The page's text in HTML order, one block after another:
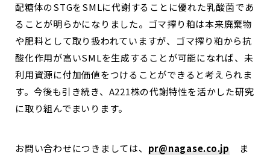
配糖体のSTGをSMLに代謝することに優れた乳酸菌であ
ることが明らかになりました。ゴマ搾り粕は本来廃棄物
や肥料として取り扱われていますが、ゴマ搾り粕から抗
酸化作用が高いSMLを生成することが可能になれば、未
利用資源に付加価値をつけることができると考えられま
す。今後も引き続き、A221株の代謝特性を活かした研究
に取り組んでまいります。
お問い合わせにつきましては、 pr@nagase.co.jpま